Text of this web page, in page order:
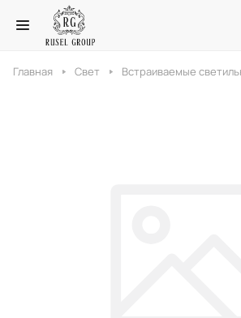
Главная Свет Встраиваемые